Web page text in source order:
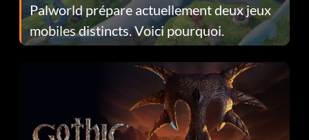
Palworld prépare actuellement deux jeux
mobiles distincts. Voici pourquoi.